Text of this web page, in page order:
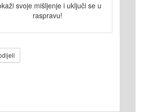
svoje mišljenje i uključi se u
raspravu!